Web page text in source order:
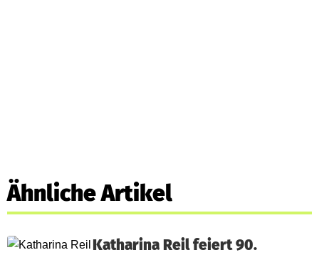
Ähnliche Artikel
Katharina Reil feiert 90.